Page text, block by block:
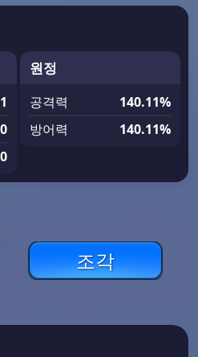
원정
공격력
140.11%
방어력
140.11%
조각